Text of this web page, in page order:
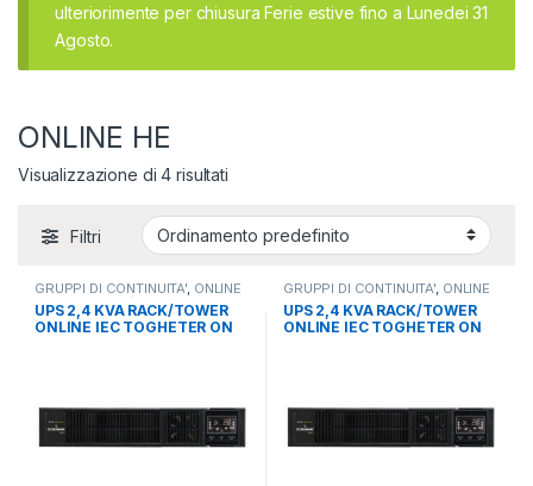
ulteriorimente per chiusura Ferie estive fino a Lunedei 31
Agosto.
ONLINE HE
Visualizzazione di 4 risultati
Filtri
GRUPPI DI CONTINUITA' ONLINE
UPS RACK/TOWER
UPS 2,4 KVA RACK/TOWER
ONLINE IEC TOGHETER ON
GRUPPI DI CONTINUITA' ONLINE
UPS RACK/TOWER
UPS 2,4 KVA RACK/TOWER
ONLINE IEC TOGHETER ON